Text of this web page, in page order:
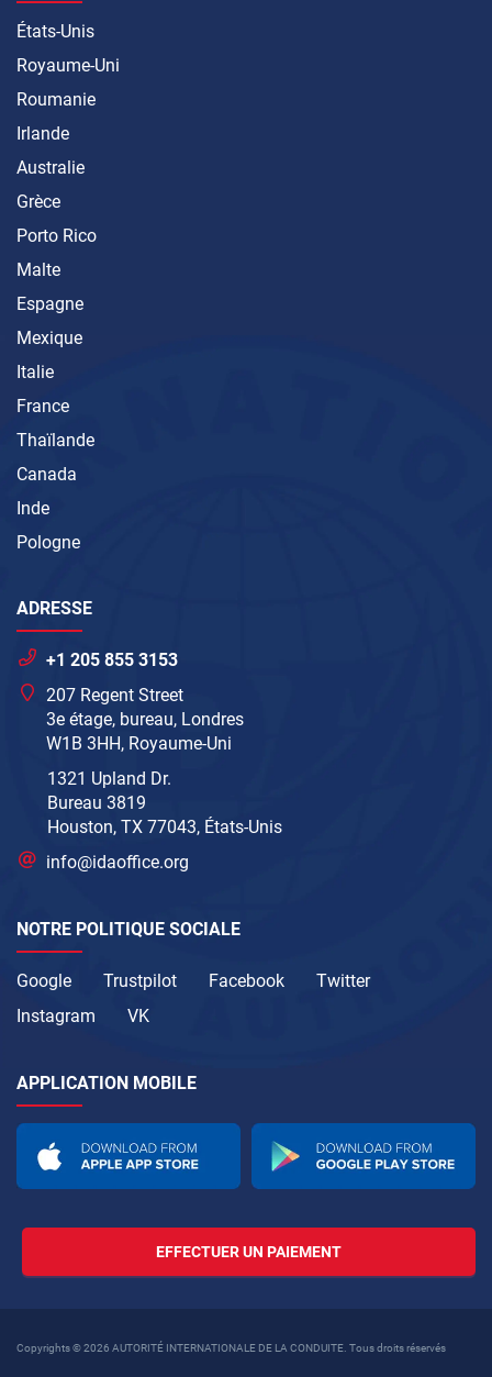
États-Unis
Royaume-Uni
Roumanie
Irlande
Australie
Grèce
Porto Rico
Malte
Espagne
Mexique
Italie
France
Thaïlande
Canada
Inde
Pologne
ADRESSE
+1 205 855 3153
207 Regent Street
3e étage, bureau, Londres
W1B 3HH, Royaume-Uni
1321 Upland Dr.
Bureau 3819
Houston, TX 77043, États-Unis
info@idaoffice.org
NOTRE POLITIQUE SOCIALE
Google Trustpilot Facebook
Twitter
Instagram
VK
APPLICATION MOBILE
EFFECTUER UN PAIEMENT
Copyrights © 2026 AUTORITÉ INTERNATIONALE DE LA CONDUITE. Tous droits réservés